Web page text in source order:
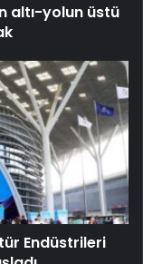
altı-yolun üstü
Endüstrileri